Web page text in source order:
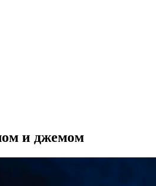
и джемом